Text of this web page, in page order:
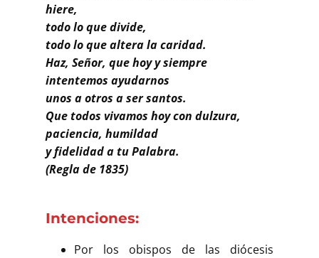
hiere,
todo lo que divide,
todo lo que altera la caridad.
Haz, Señor, que hoy y siempre
intentemos ayudarnos
unos a otros a ser santos.
Que todos vivamos hoy con dulzura,
paciencia, humildad
y fidelidad a tu Palabra.
(Regla de 1835)
Intenciones:
Por los obispos de las diócesis